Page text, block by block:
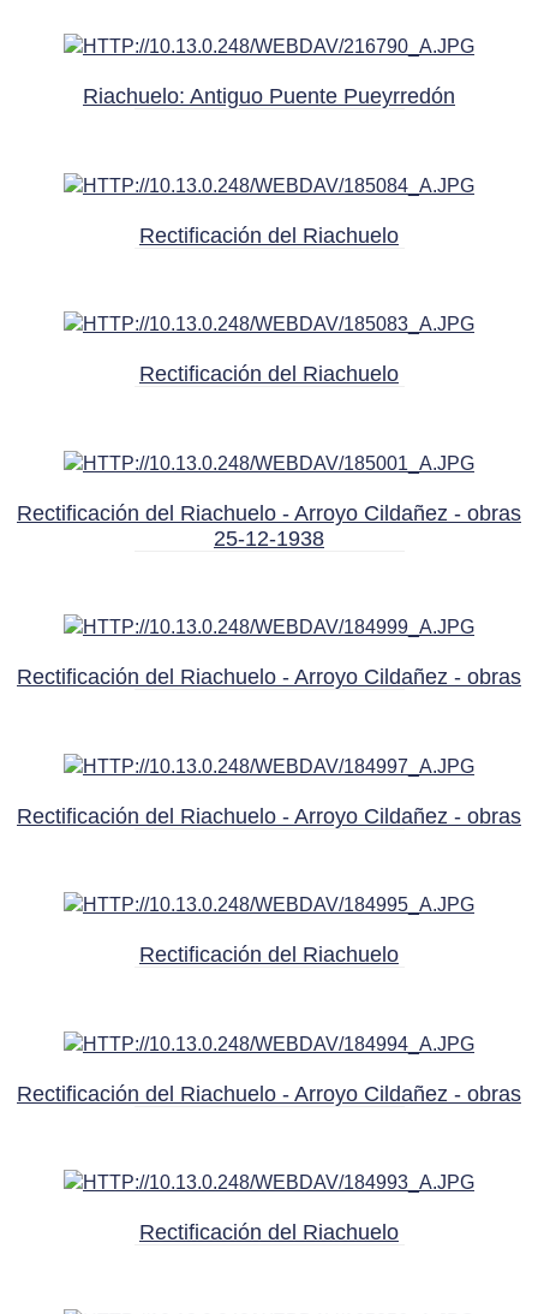
Riachuelo: Antiguo Puente Pueyrredón
Rectificación del Riachuelo
Rectificación del Riachuelo
Rectificación del Riachuelo - Arroyo Cildañez - obras
25-12-1938
Rectificación del Riachuelo - Arroyo Cildañez - obras
Rectificación del Riachuelo - Arroyo Cildañez - obras
Rectificación del Riachuelo
Rectificación del Riachuelo - Arroyo Cildañez - obras
Rectificación del Riachuelo